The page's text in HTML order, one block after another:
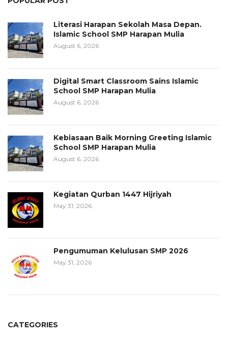
Literasi Harapan Sekolah Masa Depan.
Islamic School SMP Harapan Mulia
August 6, 2026
Digital Smart Classroom Sains Islamic
School SMP Harapan Mulia
August 6, 2026
Kebiasaan Baik Morning Greeting Islamic
School SMP Harapan Mulia
August 6, 2026
Kegiatan Qurban 1447 Hijriyah
May 31, 2026
Pengumuman Kelulusan SMP 2026
May 31, 2026
CATEGORIES